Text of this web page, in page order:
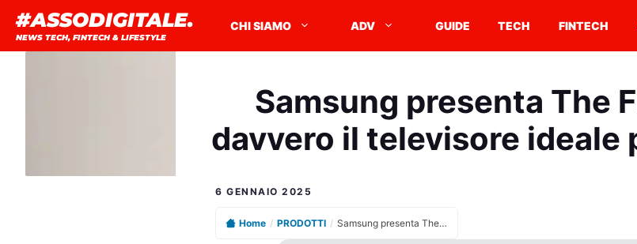
contenuto
#ASSODIGITALE.
NEWS TECH, FINTECH & LIFESTYLE
CHI SIAMO ADV GUIDE TECH FINTECH
Samsung presenta The
davvero il televisore ideale
6 GENNAIO 2025
Home / PRODOTTI / Samsung presenta The Frame Pro: è davvero il televisore ideale per ogni casa?